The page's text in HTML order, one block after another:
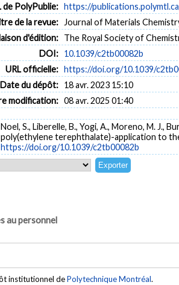
de PolyPublie: https://
de la revue:
Journal of Materials
d'édition: The Royal Society of
DOI: 10.1039/c2tb00082b
URL officielle: https://doi.org/10.1039/
Date du dépôt: 18 avr. 2023 15:10
modification: 08 avr. 2025 01:40
Noel, S., Liberelle, B., Yogi, A., Moreno, M. J.,
poly(ethylene terephthalate)-application to
https://doi.org/10.1039/c2tb00082b
au personnel
institutionnel dePolytechnique Montréal.